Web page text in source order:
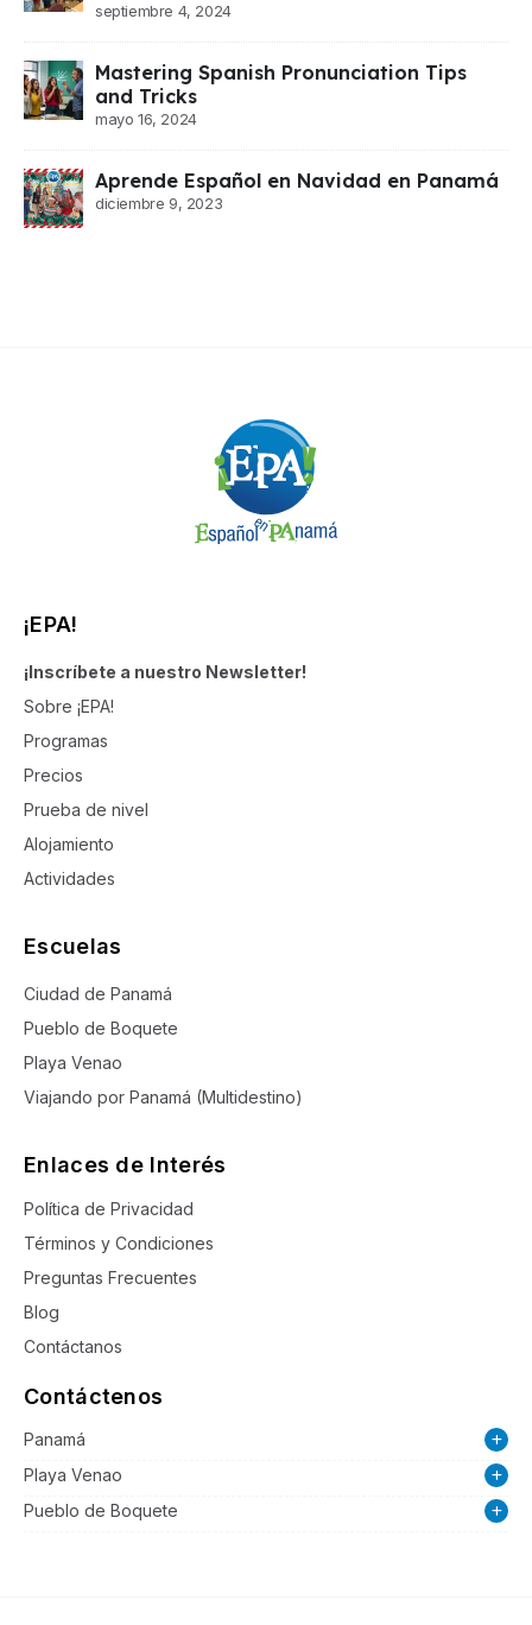
Español
septiembre 4, 2024
Mastering Spanish Pronunciation Tips
and Tricks
mayo 16, 2024
Aprende Español en Navidad en Panamá
diciembre 9, 2023
¡EPA!
¡Inscríbete a nuestro Newsletter!
Sobre ¡EPA!
Programas
Precios
Prueba de nivel
Alojamiento
Actividades
Escuelas
Ciudad de Panamá
Pueblo de Boquete
Playa Venao
Viajando por Panamá (Multidestino)
Enlaces de Interés
Política de Privacidad
Términos y Condiciones
Preguntas Frecuentes
Blog
Contáctanos
Contáctenos
Panamá
Playa Venao
Pueblo de Boquete